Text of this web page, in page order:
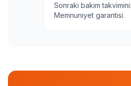
Sonraki bakim
Memnuniyet garantisi.